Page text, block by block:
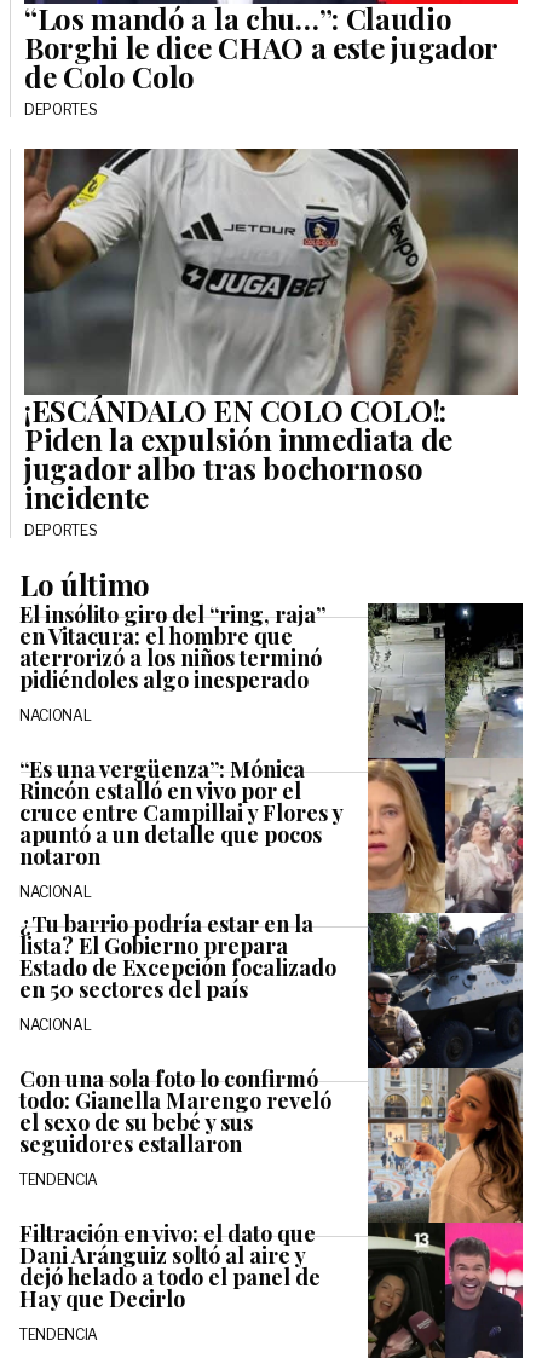
“Los mandó a la chu…”: Claudio
Borghi le dice CHAO a este jugador
de Colo Colo
DEPORTES
¡ESCÁNDALO EN COLO COLO!:
Piden la expulsión inmediata de
jugador albo tras bochornoso
incidente
DEPORTES
Lo último
El insólito giro del “ring, raja”
en Vitacura: el hombre que
aterrorizó a los niños terminó
pidiéndoles algo inesperado
NACIONAL
“Es una vergüenza”: Mónica
Rincón estalló en vivo por el
cruce entre Campillai y Flores y
apuntó a un detalle que pocos
notaron
NACIONAL
¿Tu barrio podría estar en la
lista? El Gobierno prepara
Estado de Excepción focalizado
en 50 sectores del país
NACIONAL
Con una sola foto lo confirmó
todo: Gianella Marengo reveló
el sexo de su bebé y sus
seguidores estallaron
TENDENCIA
Filtración en vivo: el dato que
Dani Aránguiz soltó al aire y
dejó helado a todo el panel de
Hay que Decirlo
TENDENCIA